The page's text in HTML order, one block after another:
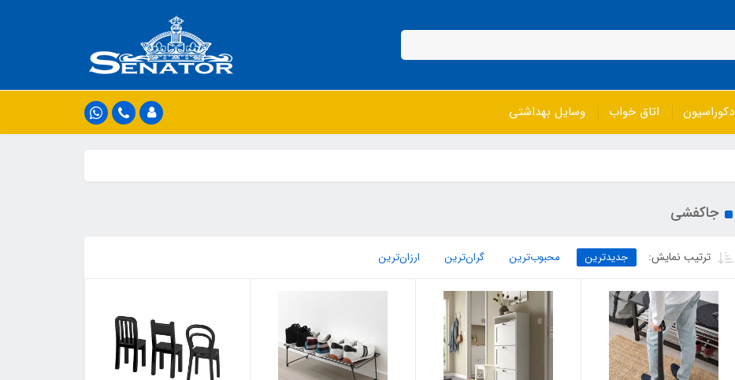
دکوراسیون اتاق خواب وسایل بهداشتی
جاکفشی
ترتیب نمایش: جدیدترین محبوب‌ترین گران‌ترین ارزان‌ترین